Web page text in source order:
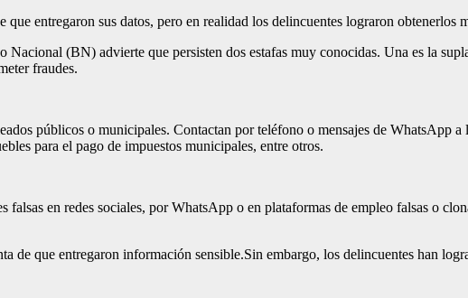
que entregaron sus datos, pero en realidad los delincuentes lograron obtenerlos
Nacional (BN) advierte que persisten dos estafas muy conocidas. Una es la
fraudes.
públicos o municipales. Contactan por teléfono o mensajes de WhatsApp
para el pago de impuestos municipales, entre otros.
falsas en redes sociales, por WhatsApp o en plataformas de empleo falsas o
de que entregaron información sensible.Sin embargo, los delincuentes han